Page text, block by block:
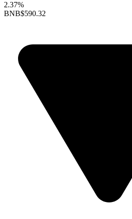
2.37%
BNB$590.32